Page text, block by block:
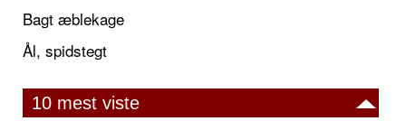
Bagt æblekage
Ål, spidstegt
10 mest viste